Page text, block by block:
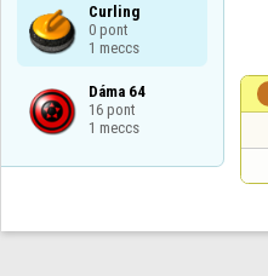
Curling
0 pont
1 meccs
Dáma 64
16 pont
1 meccs